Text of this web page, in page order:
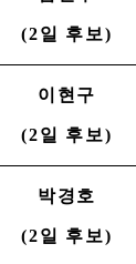
(2일 후보)
이현구
(2일 후보)
박경호
(2일 후보)